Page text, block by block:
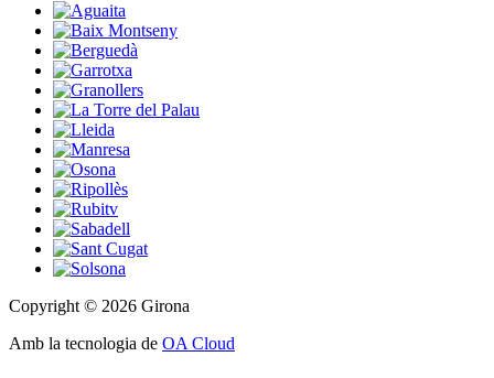
Copyright © 2026 Girona
Amb la tecnologia de OA Cloud